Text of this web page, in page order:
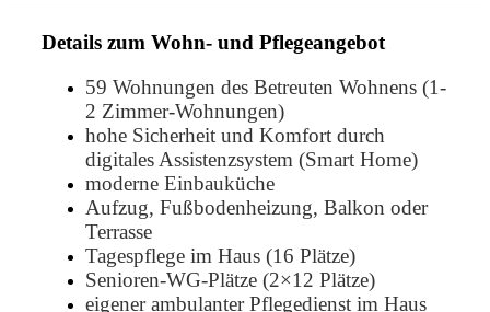
Details zum Wohn- und Pflegeangebot
59 Wohnungen des Betreuten Wohnens (1-
2 Zimmer-Wohnungen)
hohe Sicherheit und Komfort durch
digitales Assistenzsystem (Smart Home)
moderne Einbauküche
Aufzug, Fußbodenheizung, Balkon oder
Terrasse
Tagespflege im Haus (16 Plätze)
Senioren-WG-Plätze (2×12 Plätze)
eigener ambulanter Pflegedienst im Haus